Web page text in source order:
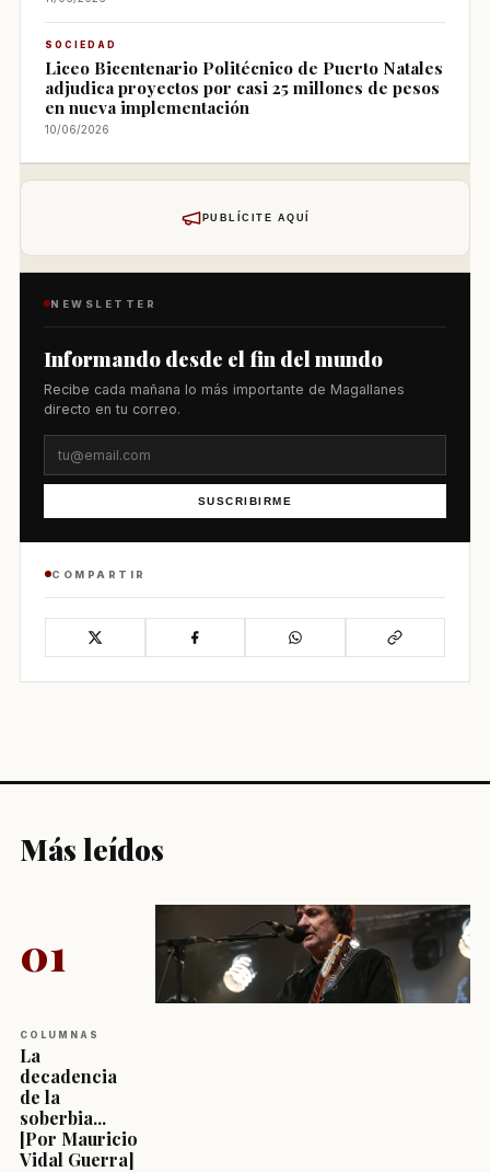
SOCIEDAD
Liceo Bicentenario Politécnico de Puerto Natales
adjudica proyectos por casi 25 millones de pesos
en nueva implementación
10/06/2026
PUBLÍCITE AQUÍ
NEWSLETTER
Informando desde el fin del mundo
Recibe cada mañana lo más importante de Magallanes
directo en tu correo.
SUSCRIBIRME
COMPARTIR
Más leídos
01
COLUMNAS
La
decadencia
de la
soberbia...
[Por Mauricio
Vidal Guerra]